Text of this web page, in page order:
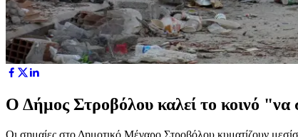
Ο Δήμος Στροβόλου καλεί το κοινό "να
Οι σημαίες στο Δημοτικό Μέγαρο Στροβόλου κυματίζουν